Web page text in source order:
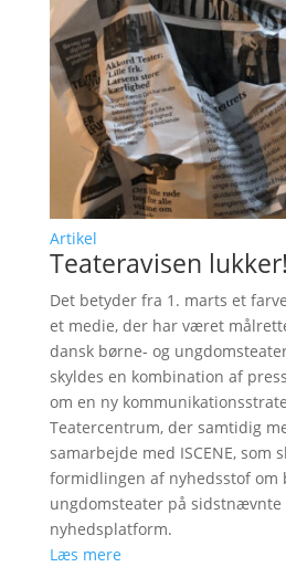
Artikel
Teateravisen lukker!
Det betyder fra 1. marts et
et medie, der har været
dansk børne- og
skyldes en kombination af
om en ny
Teatercentrum, der samtidig
samarbejde med ISCENE, som
formidlingen af nyhedsstof om
ungdomsteater på sidstnævnte
nyhedsplatform.
Læs mere